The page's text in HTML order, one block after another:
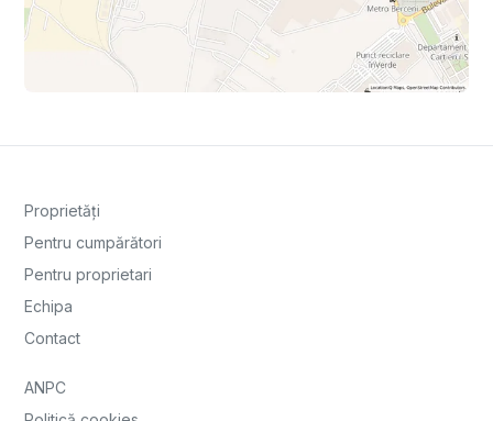
Proprietăți
Pentru cumpărători
Pentru proprietari
Echipa
Contact
ANPC